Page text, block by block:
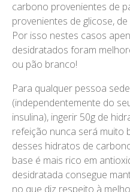
carbono provenientes de
provenientes de glicose,
Por isso nestes casos
desidratados foram
ou pão branco!
Para qualquer pessoa
(independentemente do
insulina), ingerir 50g de
refeição nunca será muito
desses hidratos de
base é mais rico em
desidratada consegue
no que diz respeito à